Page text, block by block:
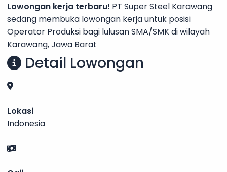
Lowongan kerja terbaru! PT Super Steel Karawang
sedang membuka lowongan kerja untuk posisi
Operator Produksi bagi lulusan SMA/SMK di wilayah
Karawang, Jawa Barat
Detail Lowongan
Lokasi
Indonesia